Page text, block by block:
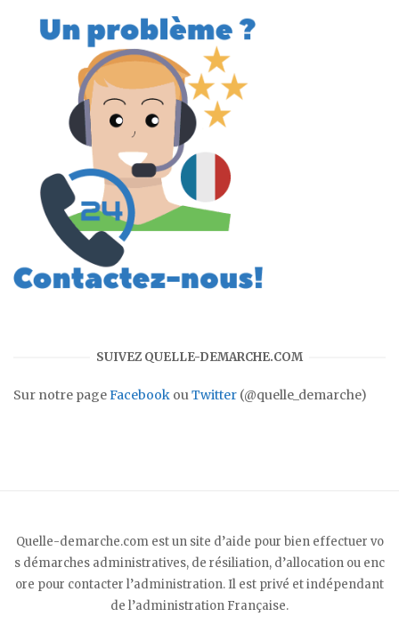
SUIVEZ QUELLE-DEMARCHE.COM
Sur notre pageFacebook ouTwitter (@quelle_demarche)
Quelle-demarche.com est un site d’aide pour bien effectuer vo
s démarches administratives, de résiliation, d’allocation ou enc
ore pour contacter l’administration. Il est privé et indépendant
de l’administration Française.